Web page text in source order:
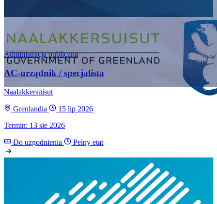
Administracja publiczna
AC-urządnik / specjalista
Naalakkersuisut
Grenlandia
15 lip 2026
Termin: 13 sie 2026
Do uzgodnienia Pełny etat